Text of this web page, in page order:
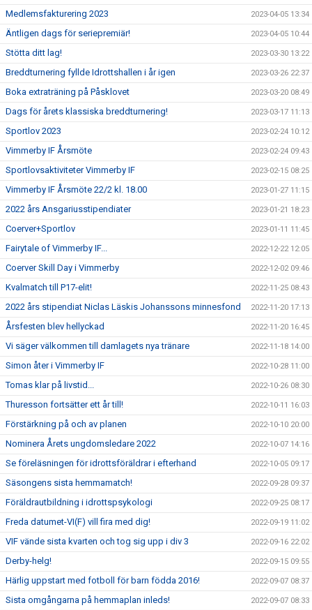
Medlemsfakturering 2023 2023-04-05 13:34
Äntligen dags för seriepremiär! 2023-04-05 10:44
Stötta ditt lag! 2023-03-30 13:22
Breddturnering fyllde Idrottshallen i år igen 2023-03-26 22:37
Boka extraträning på Påsklovet 2023-03-20 08:49
Dags för årets klassiska breddturnering! 2023-03-17 11:13
Sportlov 2023 2023-02-24 10:12
Vimmerby IF Årsmöte 2023-02-24 09:43
Sportlovsaktiviteter Vimmerby IF 2023-02-15 08:25
Vimmerby IF Årsmöte 22/2 kl. 18.00 2023-01-27 11:15
2022 års Ansgariusstipendiater 2023-01-21 18:23
Coerver+Sportlov 2023-01-11 11:45
Fairytale of Vimmerby IF... 2022-12-22 12:05
Coerver Skill Day i Vimmerby 2022-12-02 09:46
Kvalmatch till P17-elit! 2022-11-25 08:43
2022 års stipendiat Niclas Läskis Johanssons minnesfond 2022-11-20 17:13
Årsfesten blev hellyckad 2022-11-20 16:45
Vi säger välkommen till damlagets nya tränare 2022-11-18 14:00
Simon åter i Vimmerby IF 2022-10-28 11:00
Tomas klar på livstid... 2022-10-26 08:30
Thuresson fortsätter ett år till! 2022-10-11 16:03
Förstärkning på och av planen 2022-10-10 20:00
Nominera Årets ungdomsledare 2022 2022-10-07 14:16
Se föreläsningen för idrottsföräldrar i efterhand 2022-10-05 09:17
Säsongens sista hemmamatch! 2022-09-28 09:37
Föräldrautbildning i idrottspsykologi 2022-09-25 08:17
Freda datumet-VI(F) vill fira med dig! 2022-09-19 11:02
VIF vände sista kvarten och tog sig upp i div 3 2022-09-16 22:02
Derby-helg! 2022-09-15 09:55
Härlig uppstart med fotboll för barn födda 2016! 2022-09-07 08:37
Sista omgångarna på hemmaplan inleds! 2022-09-07 08:33